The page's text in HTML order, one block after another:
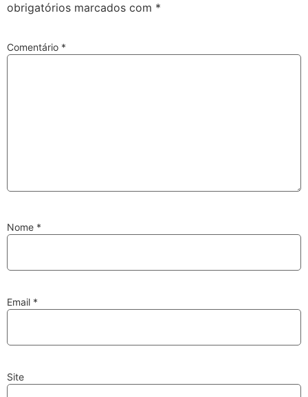
obrigatórios marcados com *
Comentário *
Nome *
Email *
Site
Encontre o pneu correto para a sua
Válvulas TPMS
Discos e Pastilhas
Amortecedores